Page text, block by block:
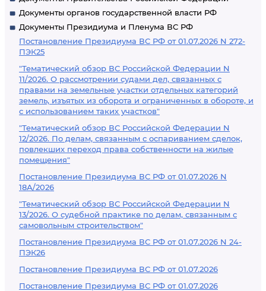
Документы органов государственной власти РФ
Документы Президиума и Пленума ВС РФ
Постановление Президиума ВС РФ от 01.07.2026 N 272-
ПЭК25
"Тематический обзор ВС Российской Федерации N
11/2026. О рассмотрении судами дел, связанных с
правами на земельные участки отдельных категорий
земель, изъятых из оборота и ограниченных в обороте, и
с использованием таких участков"
"Тематический обзор ВС Российской Федерации N
12/2026. По делам, связанным с оспариванием сделок,
повлекших переход права собственности на жилые
помещения"
Постановление Президиума ВС РФ от 01.07.2026 N
18А/2026
"Тематический обзор ВС Российской Федерации N
13/2026. О судебной практике по делам, связанным с
самовольным строительством"
Постановление Президиума ВС РФ от 01.07.2026 N 24-
ПЭК26
Постановление Президиума ВС РФ от 01.07.2026
Постановление Президиума ВС РФ от 01.07.2026